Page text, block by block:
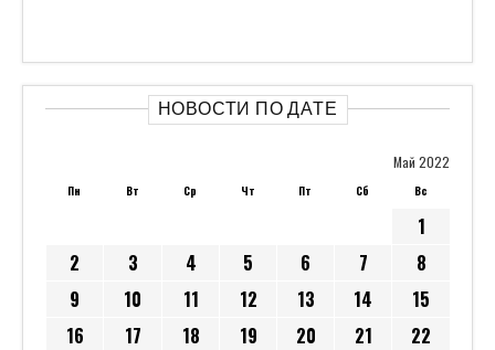
НОВОСТИ ПО ДАТЕ
Май 2022
Пн Вт Ср Чт Пт Сб Вс
1
2
3 4 5 6 7
8
9
10 11 12 13 14
15
16
17 18 19 20 21
22